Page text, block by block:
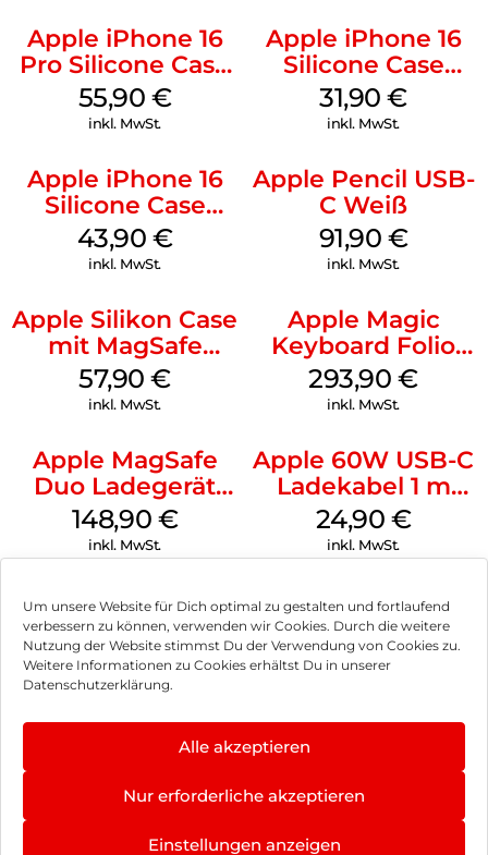
Um unsere Website für Dich optimal zu gestalten und fortlaufend
verbessern zu können, verwenden wir Cookies. Durch die weitere
Nutzung der Website stimmst Du der Verwendung von Cookies zu.
Weitere Informationen zu Cookies erhältst Du in unserer
Datenschutzerklärung.
Alle akzeptieren
Nur erforderliche akzeptieren
Einstellungen anzeigen
Apple iPhone 16
Pro Silicone Case
MagSafe Stone
Gray
55,90 €
inkl. MwSt.
Apple iPhone 16
Silicone Case
MagSafe Fuchsia
31,90€
inkl. MwSt.
Apple iPhone 16
Silicone Case
MagSafe Plum
43,90 €
inkl. MwSt.
Apple Pencil USB-
C Weiß
91,90 €
inkl. MwSt.
Apple Silikon Case
mit MagSafe
iPhone 14 Pro
(PRODUCT)RED
57,90€
inkl. MwSt.
Apple Magic
Keyboard Folio
iPad 10.9″ (10.Gen.)
Weiß
293,90€
inkl. MwSt.
Apple MagSafe
Duo Ladegerät
Weiß
148,90 €
inkl. MwSt.
Apple 60W USB-C
Ladekabel 1 m
Weiß
24,90 €
inkl. MwSt.
Impressum
Hinweis zur Batterieentsorgung